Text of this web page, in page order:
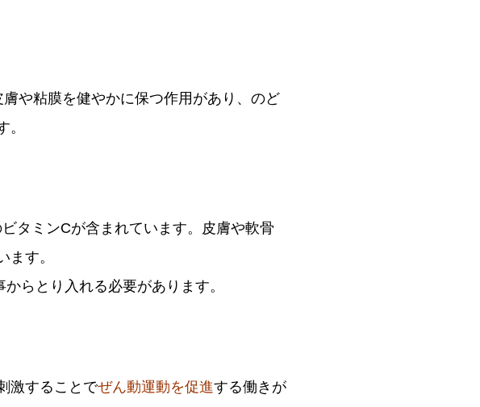
や粘膜を健やかに保つ作用があり、のど
タミンCが含まれています。皮膚や軟骨
す。
らとり入れる必要があります。
激することでぜん動運動を促進する働きが